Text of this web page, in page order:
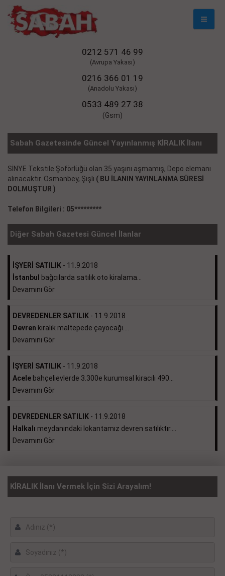
Mobil
0212 571 46 99
(Avrupa Yakası)
0216 366 01 19
(Anadolu Yakası)
0533 489 27 38
(Gsm)
Sabah Gazetesinde Güncel Yayınlanmış KİRALIK İlanı
SİNYE Tekstile Şoförlüğü olan 35 yaşını aşmamış, Depo elemanı
alınacaktır. Osmanbey, Şişli ( BU İLANIN YAYINLANMA SÜRESİ
DOLMUŞTUR )
Telefon Bilgileri : 05*********
Diğer Sabah Gazetesi Güncel İlanlar
İŞYERİ SATILIK - 11.9.2018
İstanbul
bağcılarda satılık oto kiralama...
Devamını Gör
DEVREDENLER SATILIK - 11.9.2018
Devren kiralık maltepede çayocağı....
Devamını Gör
İŞYERİ SATILIK - 11.9.2018
Acele bahçelievlerde 3.300e kurumsal kiracılı 490...
Devamını Gör
DEVREDENLER SATILIK - 11.9.2018
Halkalı meydanındaki lokantamız devren satılıktır....
Devamını Gör
KİRALIK İlanı Vermek İçin Sizi Arayalım!